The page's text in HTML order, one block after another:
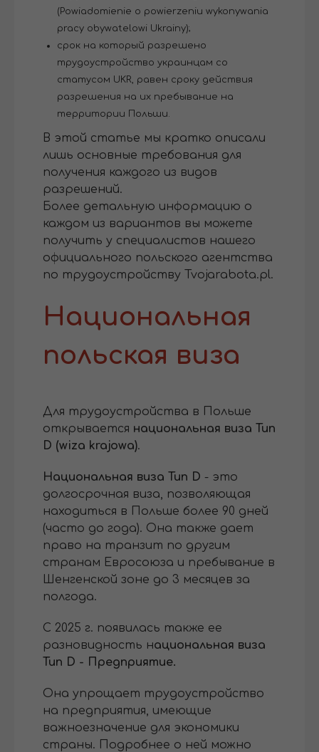
(Powiadomienie o powierzeniu wykonywania
pracy obywatelowi Ukrainy);
срок на который разрешено
трудоустройство украинцам со
статусом UKR, равен сроку действия
разрешения на их пребывание на
территории Польши.
В этой статье мы кратко описали
лишь основные требования для
получения каждого из видов
разрешений.
Более детальную информацию о
каждом из вариантов вы можете
получить у специалистов нашего
официального польского агентства
по трудоустройству Tvojarabota.pl.
Национальная
польская виза
Для трудоустройства в Польше
открывается национальная виза Тип
D (wiza krajowa).
Национальная виза Тип D - это
долгосрочная виза, позволяющая
находиться в Польше более 90 дней
(часто до года). Она также дает
право на транзит по другим
странам Евросоюза и пребывание в
Шенгенской зоне до 3 месяцев за
полгода.
С 2025 г. появилась также ее
разновидность национальная виза
Тип D - Предприятие.
Она упрощает трудоустройство
на предприятия, имеющие
важноезначение для экономики
страны. Подробнее о ней можно